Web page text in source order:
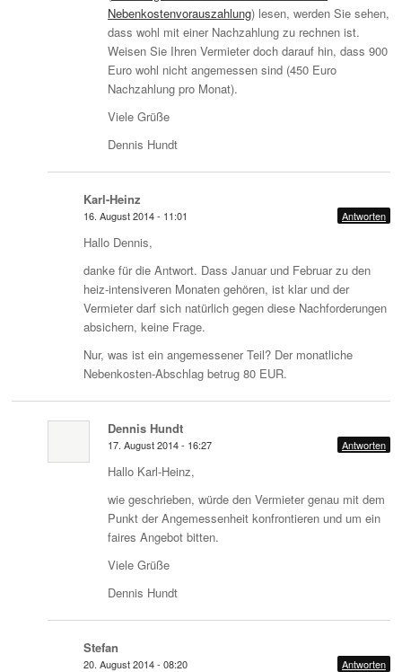
Nebenkostenvorauszahlung) lesen, werden Sie sehen,
dass wohl mit einer Nachzahlung zu rechnen ist.
Weisen Sie Ihren Vermieter doch darauf hin, dass 900
Euro wohl nicht angemessen sind (450 Euro
Nachzahlung pro Monat).
Viele Grüße
Dennis Hundt
Karl-Heinz
16. August 2014 - 11:01 Antworten
Hallo Dennis,
danke für die Antwort. Dass Januar und Februar zu den
heiz-intensiveren Monaten gehören, ist klar und der
Vermieter darf sich natürlich gegen diese Nachforderungen
absichern, keine Frage.
Nur, was ist ein angemessener Teil? Der monatliche
Nebenkosten-Abschlag betrug 80 EUR.
Dennis Hundt
17. August 2014 - 16:27 Antworten
Hallo Karl-Heinz,
wie geschrieben, würde den Vermieter genau mit dem
Punkt der Angemessenheit konfrontieren und um ein
faires Angebot bitten.
Viele Grüße
Dennis Hundt
Stefan
20. August 2014 - 08:20 Antworten